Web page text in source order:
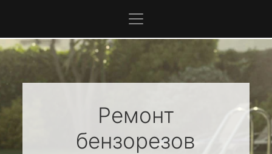
Ремонт
бензорезов